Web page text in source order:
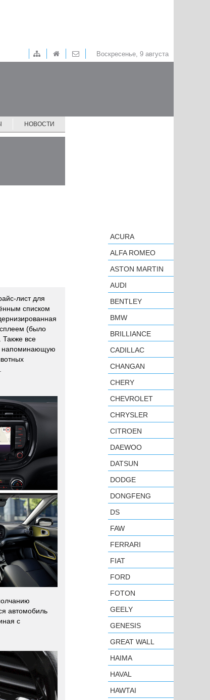
Воскресенье, 9 августа
НОВОСТИ
лист для
списком
(было
Также все
напоминающую
автомобиль
с
ACURA
ALFA ROMEO
ASTON MARTIN
AUDI
BENTLEY
BMW
BRILLIANCE
CADILLAC
CHANGAN
CHERY
CHEVROLET
CHRYSLER
CITROEN
DAEWOO
DATSUN
DODGE
DONGFENG
DS
FAW
FERRARI
FIAT
FORD
FOTON
GEELY
GENESIS
GREAT WALL
HAIMA
HAVAL
HAWTAI